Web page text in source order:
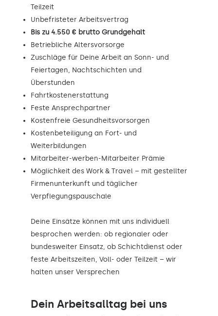
Teilzeit
Unbefristeter Arbeitsvertrag
Bis zu 4.550 € brutto Grundgehalt
Betriebliche Altersvorsorge
Zuschläge für Deine Arbeit an Sonn- und
Feiertagen, Nachtschichten und
Überstunden
Fahrtkostenerstattung
Feste Ansprechpartner
Kostenfreie Gesundheitsvorsorgen
Kostenbeteiligung an Fort- und
Weiterbildungen
Mitarbeiter-werben-Mitarbeiter Prämie
Möglichkeit des Work & Travel – mit gestellter
Firmenunterkunft und täglicher
Verpflegungspauschale
Deine Einsätze können mit uns individuell
besprochen werden: ob regionaler oder
bundesweiter Einsatz, ob Schichtdienst oder
feste Arbeitszeiten, Voll- oder Teilzeit – wir
halten unser Versprechen
Dein Arbeitsalltag bei uns